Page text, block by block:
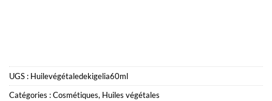
UGS : Huilevégétaledekigelia60ml
Catégories :Cosmétiques, Huiles végétales